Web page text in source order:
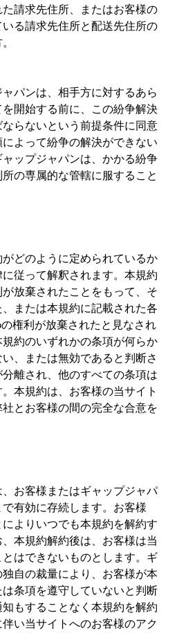
請求先住所、またはお客様の
る請求先住所と配送先住所の
パンは、相手方に対するあら
開始する前に、この紛争解決
らないという前提条件に同意
よって紛争の解決ができない
ップジャパンは、かかる紛争
の専属的な管轄に服すること
どのように定められているか
従って解釈されます。本規約
放棄されたことをもって、そ
または本規約に記載された各
権利が放棄されたと見なされ
約のいずれかの条項が何らか
、または無効であると判断さ
離され、他のすべての条項は
本規約は、お客様の当サイト
とお客様の間の完全な合意を
お客様またはギャップジャパ
有効に存続します。お客様
よりいつでも本規約を解約す
本規約解約後は、お客様は当
はできないものとします。ギ
自の裁量により、お客様が本
条項を遵守していないと判断
もすることなく本規約を解約
い当サイトへのお客様のアク